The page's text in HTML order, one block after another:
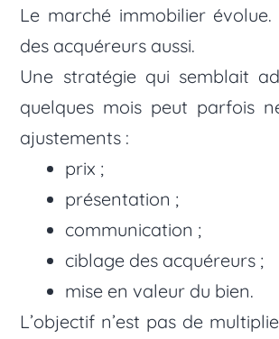
Le marché immobilier
des acquéreurs aussi.
Une stratégie qui semblait
quelques mois peut parfois
ajustements :
prix ;
présentation ;
communication ;
ciblage des acquéreurs ;
mise en valeur du bien.
L’objectif n’est pas de